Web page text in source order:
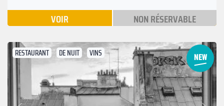
VOIR NON RÉSERVABLE
RESTAURANT DE NUIT VINS
Suivant